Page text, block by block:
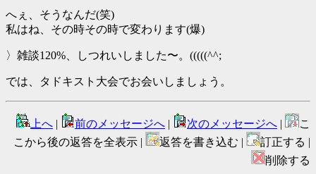
へぇ、そうなんだ(笑)
私はね、その時その時で変わります(爆)
〉雑談120%、しつれいしました〜。(((((^^;
では、タドキスト大会でお会いしましょう。
上へ | 前のメッセージへ | 次のメッセージへ |
こ
こから後の返答を全表示 |
返答を書き込む |
訂正する |
削除する